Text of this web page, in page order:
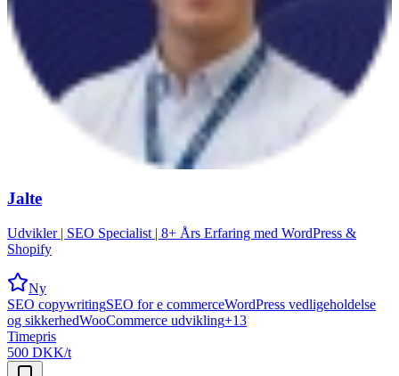
Jalte
Udvikler | SEO Specialist | 8+ Års Erfaring med WordPress &
Shopify
Ny
SEO copywritingSEO for e commerceWordPress vedligeholdelse
og sikkerhedWooCommerce udvikling+13
Timepris
500 DKK/t